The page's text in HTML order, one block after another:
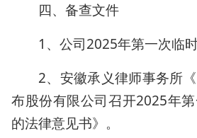
四、备查文件
1、公司2025年第一次临
2、安徽承义律师事务所
布股份有限公司召开2025年
的法律意见书》。